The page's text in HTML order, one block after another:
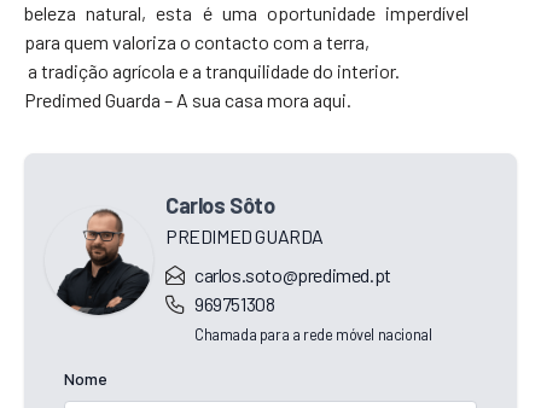
beleza natural, esta é uma oportunidade imperdível
para quem valoriza o contacto com a terra,
a tradição agrícola e a tranquilidade do interior.
Predimed Guarda – A sua casa mora aqui.
Carlos Sôto
PREDIMED GUARDA
carlos.soto@predimed.pt
969751308
Chamada para a rede móvel nacional
Nome